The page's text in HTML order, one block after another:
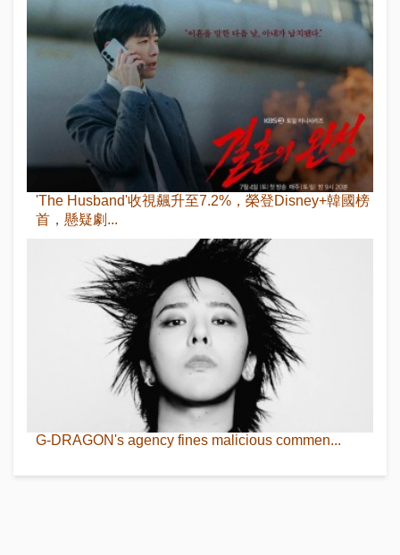
'The Husband'收視飆升至7.2%，榮登Disney+韓國榜
首，懸疑劇...
G-DRAGON's agency fines malicious commen...